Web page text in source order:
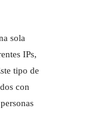
sola
IPs,
tipo de
con